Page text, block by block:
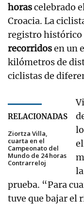
horascelebrado
Croacia. La
registro histórico
recorridosen un
kilómetros de
ciclistas de
RELACIONADAS
Ziortza Villa,
cuarta en el
Campeonato del
Mundo de 24 horas
Contrarreloj
prueba. “Para
tuve que bajar el